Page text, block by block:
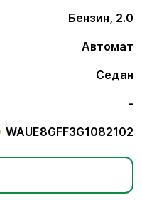
Бензин, 2.0
Автомат
Седан
-
WAUE8GFF3G1082102